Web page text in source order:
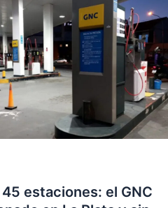
45 estaciones: el GNC